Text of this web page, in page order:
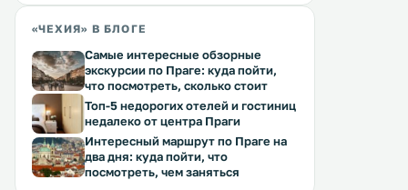
«ЧЕХИЯ» В БЛОГЕ
Самые интересные обзорные
экскурсии по Праге: куда пойти,
что посмотреть, сколько стоит
Топ-5 недорогих отелей и гостиниц
недалеко от центра Праги
Интересный маршрут по Праге на
два дня: куда пойти, что
посмотреть, чем заняться